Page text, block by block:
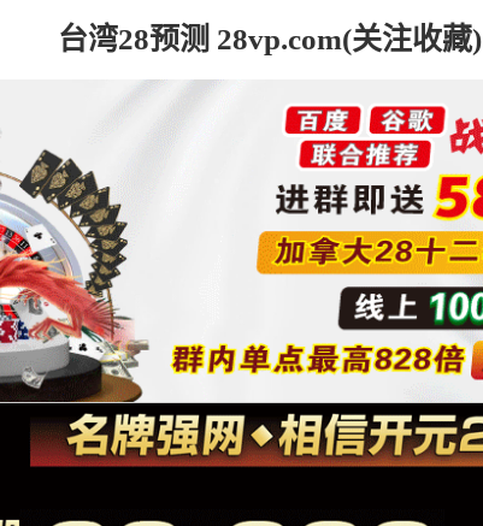
台湾28预测 28vp.com(关注收藏)